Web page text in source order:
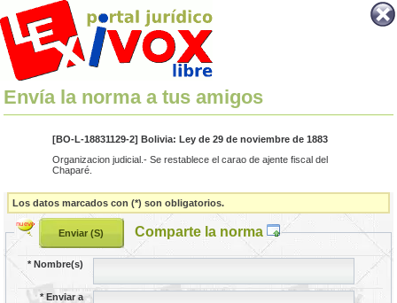
Envía la norma a tus amigos
[BO-L-18831129-2] Bolivia: Ley de 29 de noviembre de 1883
Organizacion judicial.- Se restablece el carao de ajente fiscal del
Chaparé.
Los datos marcados con (*) son obligatorios.
Comparte la norma
*Nombre(s)
*Enviar a